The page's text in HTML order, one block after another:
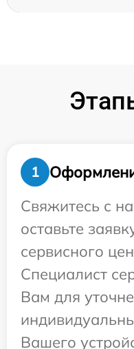
1
Свяжитесь с
оставьте
сервисного
Специалист
Вам для
Вашего